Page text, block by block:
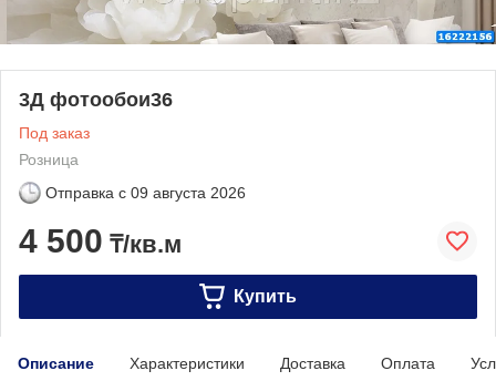
3Д фотообои36
Под заказ
Розница
Отправка с 09 августа 2026
4 500 ₸/кв.м
Купить
Описание Характеристики Доставка Оплата